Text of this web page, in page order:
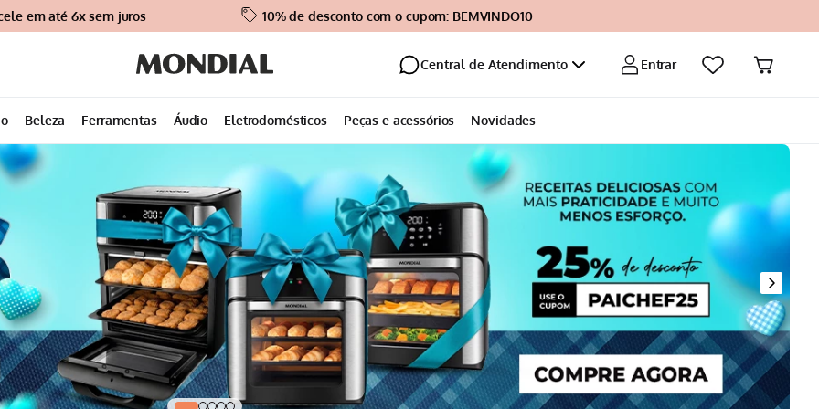
em até 6x sem juros 10% de desconto com o cupom: BEMVINDO10
Central de Atendimento Entrar
Beleza Ferramentas Áudio Eletrodomésticos Peças e acessórios Novidades